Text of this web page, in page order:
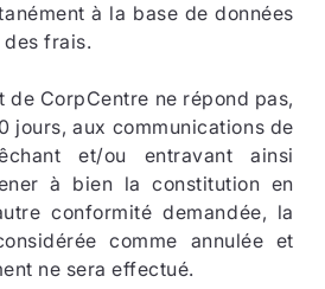
à la base de données
des frais.
de CorpCentre ne répond pas,
jours, aux communications de
et/ou entravant ainsi
à bien la constitution en
conformité demandée, la
comme annulée et
ne sera effectué.